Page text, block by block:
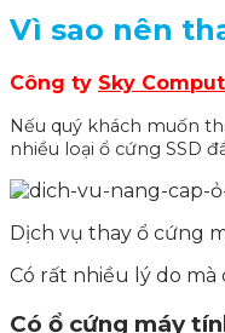
Vì sao nên
Công ty Sky
Nếu quý khách muốn
nhiều loại ổ cứng SSD
Dịch vụ thay ổ cứng
Có rất nhiều lý do
Có ổ cứng máy